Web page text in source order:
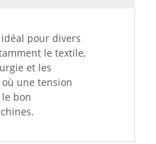
pour divers
le textile,
et les
une tension
bon